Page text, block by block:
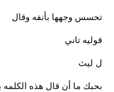
تحسس وجهها بأنفه وقال
قوليه تاني
ل ليث
بحبك ما أن قال هذه الكلمه